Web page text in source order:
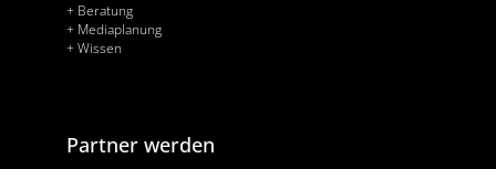
+ Beratung
+ Mediaplanung
+ Wissen
Partner werden